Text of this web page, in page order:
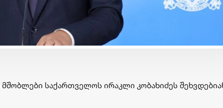
საქართველოს ირაკლი კობახიძეს
Wine Square X Lunatic
ერთმანეთის
მხარდასაჭერად | მცირე
ბიზნესის ჯაჭვი
საქართველოს
შესაძლებლობები